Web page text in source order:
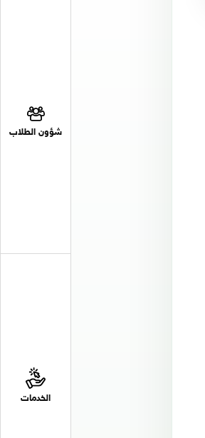
شؤون الطلاب
الخدمات